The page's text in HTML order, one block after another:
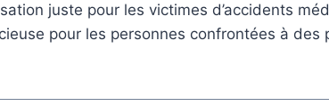
juste pour les victimes d’accidents
pour les personnes confrontées à des